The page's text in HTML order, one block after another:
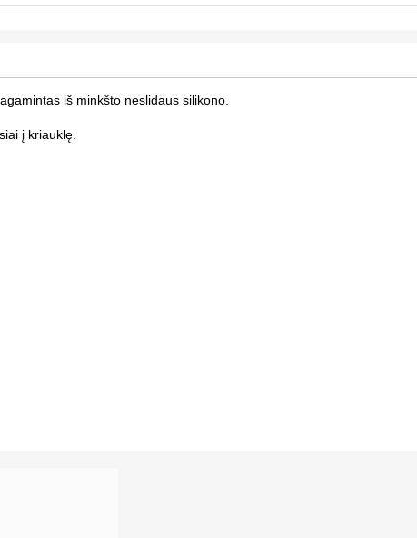
iš minkšto neslidaus silikono.
į kriauklę.